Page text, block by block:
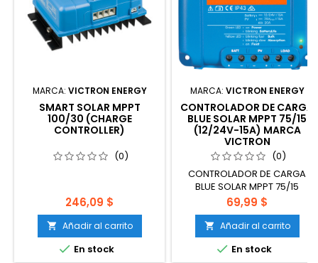
MARCA: VICTRON ENERGY
SMART SOLAR MPPT
100/30 (CHARGE
CONTROLLER)
(0)
Precio
246,09 $
 Añadir al carrito
 En stock
MARCA: VICTRON ENERGY
CONTROLADOR DE CARGA
BLUE SOLAR MPPT 75/15
(12/24V-15A) MARCA
VICTRON
(0)
CONTROLADOR DE CARGA
BLUE SOLAR MPPT 75/15
(12/24V-15A) MARCA VICTRON
Precio
69,99 $
 Añadir al carrito
 En stock